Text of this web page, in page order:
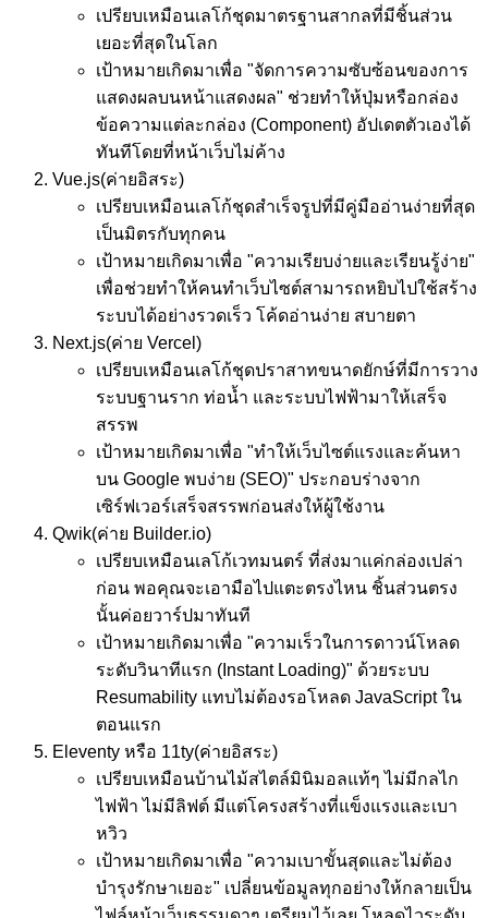
เปรียบเหมือนเลโก้ชุดมาตรฐานสากลที่มีชิ้นส่วน
เยอะที่สุดในโลก
เป้าหมายเกิดมาเพื่อ "จัดการความซับซ้อนของการ
แสดงผลบนหน้าแสดงผล" ช่วยทำให้ปุ่มหรือกล่อง
ข้อความแต่ละกล่อง (Component) อัปเดตตัวเองได้
ทันทีโดยที่หน้าเว็บไม่ค้าง
Vue.js(ค่ายอิสระ)
เปรียบเหมือนเลโก้ชุดสำเร็จรูปที่มีคู่มืออ่านง่ายที่สุด
เป็นมิตรกับทุกคน
เป้าหมายเกิดมาเพื่อ "ความเรียบง่ายและเรียนรู้ง่าย"
เพื่อช่วยทำให้คนทำเว็บไซต์สามารถหยิบไปใช้สร้าง
ระบบได้อย่างรวดเร็ว โค้ดอ่านง่าย สบายตา
Next.js(ค่าย Vercel)
เปรียบเหมือนเลโก้ชุดปราสาทขนาดยักษ์ที่มีการวาง
ระบบฐานราก ท่อน้ำ และระบบไฟฟ้ามาให้เสร็จ
สรรพ
เป้าหมายเกิดมาเพื่อ "ทำให้เว็บไซต์แรงและค้นหา
บน Google พบง่าย (SEO)" ประกอบร่างจาก
เซิร์ฟเวอร์เสร็จสรรพก่อนส่งให้ผู้ใช้งาน
Qwik(ค่าย Builder.io)
เปรียบเหมือนเลโก้เวทมนตร์ ที่ส่งมาแค่กล่องเปล่า
ก่อน พอคุณจะเอามือไปแตะตรงไหน ชิ้นส่วนตรง
นั้นค่อยวาร์ปมาทันที
เป้าหมายเกิดมาเพื่อ "ความเร็วในการดาวน์โหลด
ระดับวินาทีแรก (Instant Loading)" ด้วยระบบ
Resumability แทบไม่ต้องรอโหลด JavaScript ใน
ตอนแรก
Eleventy หรือ 11ty(ค่ายอิสระ)
เปรียบเหมือนบ้านไม้สไตล์มินิมอลแท้ๆ ไม่มีกลไก
ไฟฟ้า ไม่มีลิฟต์ มีแต่โครงสร้างที่แข็งแรงและเบา
หวิว
เป้าหมายเกิดมาเพื่อ "ความเบาขั้นสุดและไม่ต้อง
บำรุงรักษาเยอะ" เปลี่ยนข้อมูลทุกอย่างให้กลายเป็น